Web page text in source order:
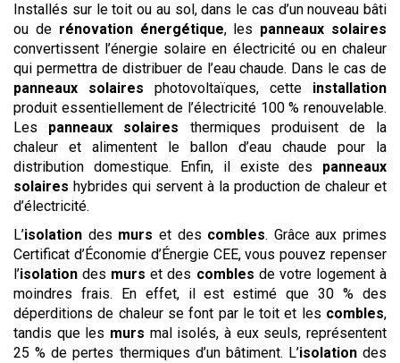
Installés sur le toit ou au sol, dans le cas d’un nouveau bâti
ou de rénovation énergétique, les panneaux solaires
convertissent l’énergie solaire en électricité ou en chaleur
qui permettra de distribuer de l’eau chaude. Dans le cas de
panneaux solaires photovoltaïques, cette installation
produit essentiellement de l’électricité 100 % renouvelable.
Les panneaux solaires thermiques produisent de la
chaleur et alimentent le ballon d’eau chaude pour la
distribution domestique. Enfin, il existe des panneaux
solaires hybrides qui servent à la production de chaleur et
d’électricité.
L’isolation des murs et des combles. Grâce aux primes
Certificat d’Économie d’Énergie CEE, vous pouvez repenser
l’isolation des murs et des combles de votre logement à
moindres frais. En effet, il est estimé que 30 % des
déperditions de chaleur se font par le toit et les combles,
tandis que les murs mal isolés, à eux seuls, représentent
25 % de pertes thermiques d’un bâtiment. L’isolationdes